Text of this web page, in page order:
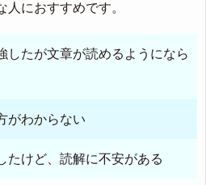
人におすすめです。
したが文章が読めるようになら
がわからない
たけど、読解に不安がある